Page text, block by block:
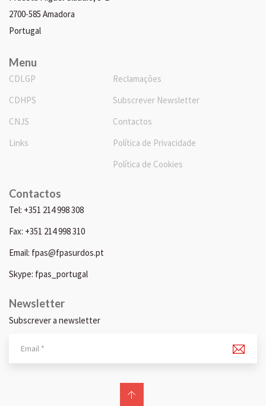
2700-585 Amadora
Portugal
Menu
CDLGP
CDHPS
CNJS
Links
Reclamações
Subscrever Newsletter
Contactos
Política de Privacidade
Política de Cookies
Contactos
Tel: +351 214 998 308
Fax: +351 214 998 310
Email: fpas@fpasurdos.pt
Skype: fpas_portugal
Newsletter
Subscrever a newsletter